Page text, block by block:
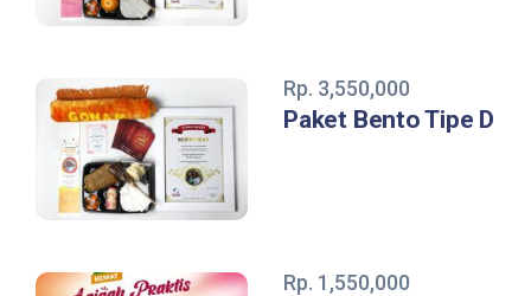
Rp. 3,550,000
Paket Bento Tipe D
Rp. 1,550,000